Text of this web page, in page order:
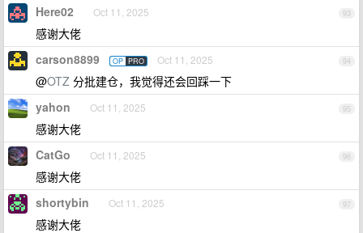
93
Here02 Oct 11, 2025
感谢大佬
94
carson8899 OP PRO Oct 11, 2025
@OTZ 分批建仓，我觉得还会回踩一下
95
yahon Oct 11, 2025
感谢大佬
96
CatGo Oct 11, 2025
感谢大佬
97
shortybin Oct 11, 2025
感谢大佬